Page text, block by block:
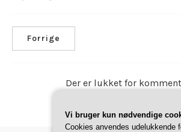
Forrige
Der er lukket for
Vi bruger kun nødvendige
Cookies anvendes udelukkende